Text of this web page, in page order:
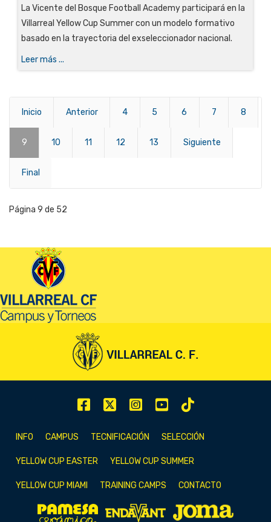
La Vicente del Bosque Football Academy participará en la
Villarreal Yellow Cup Summer con un modelo formativo
basado en la trayectoria del exseleccionador nacional.
Leer más ...
Inicio Anterior 4 5 6 7 8
9 10 11 12 13 Siguiente
Final
Página 9 de 52
INFO CAMPUS TECNIFICACIÓN SELECCIÓN
YELLOW CUP EASTER YELLOW CUP SUMMER
YELLOW CUP MIAMI TRAINING CAMPS CONTACTO